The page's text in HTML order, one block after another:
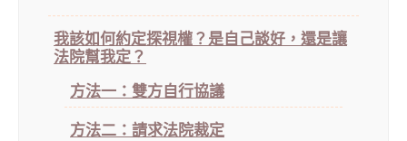
我該如何約定探視權？是自己談好，還是讓
法院幫我定？
方法一：雙方自行協議
方法二：請求法院裁定